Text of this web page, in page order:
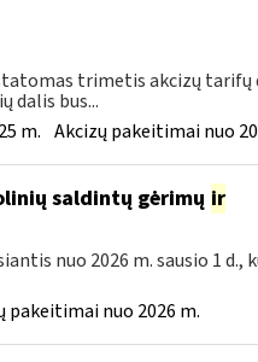
trimetis akcizų tarifų
dalis bus...
m. Akcizų pakeitimai nuo
saldintų gėrimų ir
nuo 2026 m. sausio 1 d.,
pakeitimai nuo 2026 m.